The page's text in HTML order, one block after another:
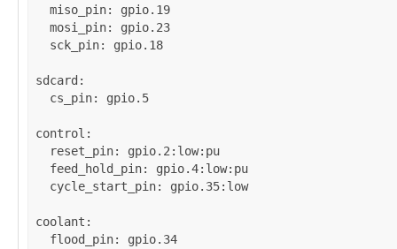
miso_pin: gpio.19
mosi_pin: gpio.23
sck_pin: gpio.18
sdcard :
cs_pin: gpio.5
control :
reset_pin: gpio.2:low:pu
feed_hold_pin: gpio.4:low:pu
cycle_start_pin: gpio.35:low
coolant :
flood_pin: gpio.34